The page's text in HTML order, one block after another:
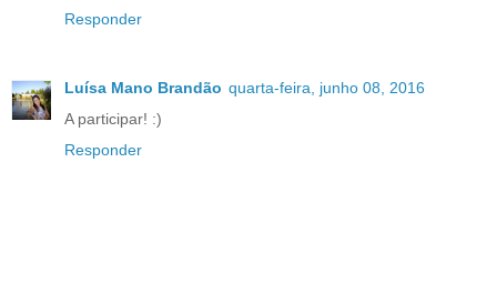
Responder
Luísa Mano Brandão quarta-feira, junho 08, 2016
A participar! :)
Responder